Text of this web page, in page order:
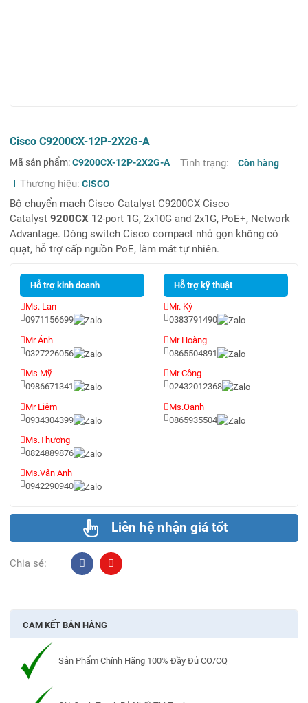
Cisco C9200CX-12P-2X2G-A
Mã sản phẩm:C9200CX-12P-2X2G-A Tình trạng: Còn hàng
Thương hiệu: CISCO
Bộ chuyển mạch Cisco Catalyst C9200CX Cisco
Catalyst9200CX 12-port 1G, 2x10G and 2x1G, PoE+, Network
Advantage. Dòng switch Cisco compact nhỏ gọn không có
quạt, hỗ trợ cấp nguồn PoE, làm mát tự nhiên.
Hỗ trợ kinh doanh
Ms. Lan
0971156699
Mr Ánh
0327226056
Ms Mỹ
0986671341
Mr Liêm
0934304399
Ms.Thương
0824889876
Ms.Vân Anh
0942290940
Hỗ trợ kỹ thuật
Mr. Kỳ
0383791490
Mr Hoàng
0865504891
Mr Công
02432012368
Ms.Oanh
0865935504
Liên hệ nhận giá tốt
Chia sẻ:
CAM KẾT BÁN HÀNG
Sản Phẩm Chính Hãng 100% Đầy Đủ CO/CQ